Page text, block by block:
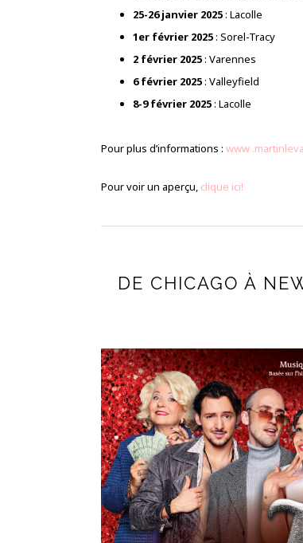
25-26 janvier 2025: Lacolle
1er février 2025: Sorel-Tracy
2 février 2025: Varennes
6 février 2025: Valleyfield
8-9 février 2025: Lacolle
Pour plus d’informations : www
Pour voir un aperçu, clique ici!
DE CHICAGO À